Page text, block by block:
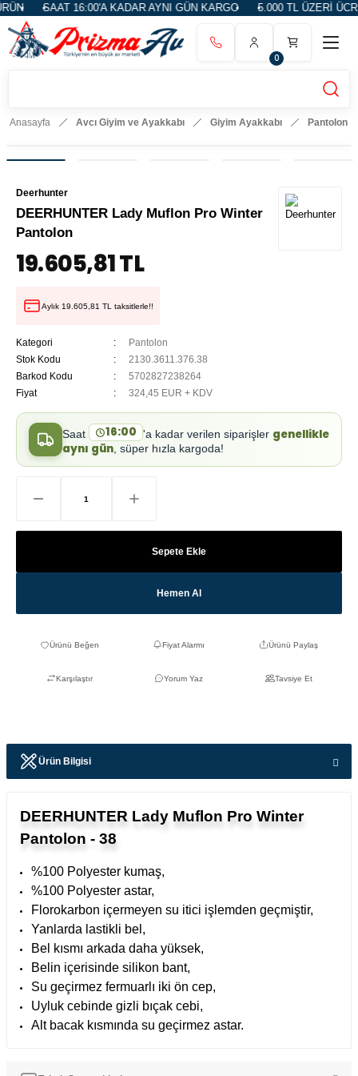
SAAT 16:00'A KADAR AYNI GÜN KARGO 5.000 TL ÜZERİ
0
Anasayfa Avcı Giyim ve Ayakkabı Giyim Ayakkabı Pantolon
Deerhunter
DEERHUNTER Lady Muflon Pro Winter
Pantolon
19.605,81 TL
Aylık 19.605,81 TL taksitlerle!!
Kategori
Pantolon
Stok Kodu
2130.3611.376.38
Barkod Kodu
5702827238264
Fiyat
324,45 EUR + KDV
Saat 16:00 'a kadar verilen siparişler genellikle
aynı gün , süper hızla kargoda!
Sepete Ekle
Hemen Al
Fiyat Alarmı Ürünü Paylaş
Karşılaştır Yorum Yaz Tavsiye Et
Ürün Bilgisi
DEERHUNTER Lady Muflon Pro Winter
Pantolon - 38
%100 Polyester kumaş,
%100 Polyester astar,
Florokarbon içermeyen su itici işlemden geçmiştir,
Yanlarda lastikli bel,
Bel kısmı arkada daha yüksek,
Belin içerisinde silikon bant,
Su geçirmez fermuarlı iki ön cep,
Uyluk cebinde gizli bıçak cebi,
Alt bacak kısmında su geçirmez astar.